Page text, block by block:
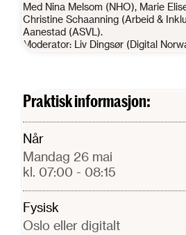
Med Nina Melsom (NHO), Marie
Christine Schaanning (Arbeid &
Aanestad (ASVL).
Moderator: Liv Dingsør (Digital
Praktisk informasjon:
Når
mandag 26 mai
kl. 07:00 - 08:15
Fysisk
Oslo eller digitalt